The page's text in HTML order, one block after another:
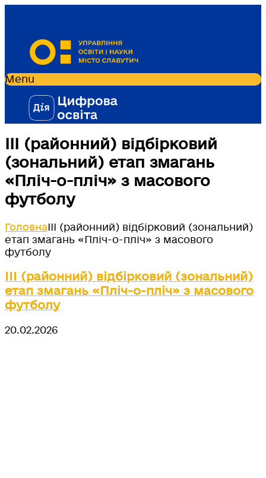
Menu
ІІІ (районний) відбірковий
(зональний) етап змагань
«Пліч-о-пліч» з масового
футболу
ГоловнаІІІ (районний) відбірковий (зональний)
етап змагань «Пліч-о-пліч» з масового
футболу
ІІІ (районний) відбірковий (зональний)
етап змагань «Пліч-о-пліч» з масового
футболу
20.02.2026